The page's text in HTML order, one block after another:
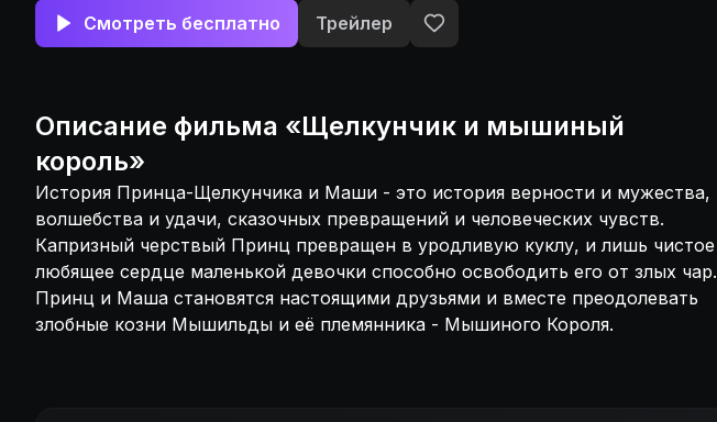
человеческих чувств. Капризный черствый Принц превращен в
уродливую куклу, и лишь чистое любящее сердце маленькой
козни Мышильды и её племянника - Мышиного Короля.
Смотреть бесплатно Трейлер
Описание фильма «Щелкунчик и мышиный
король»
История Принца-Щелкунчика и Маши - это история верности и мужества,
волшебства и удачи, сказочных превращений и человеческих чувств.
Капризный черствый Принц превращен в уродливую куклу, и лишь чистое
любящее сердце маленькой девочки способно освободить его от злых чар.
Принц и Маша становятся настоящими друзьями и вместе преодолевать
злобные козни Мышильды и её племянника - Мышиного Короля.